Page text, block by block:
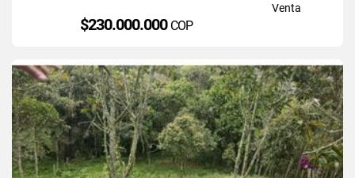
Venta
$230.000.000 COP